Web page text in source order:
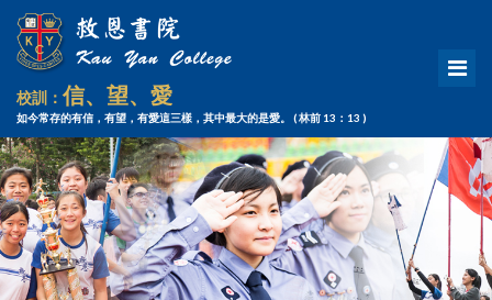
校訓：信、望、愛
如今常存的有信，有望，有愛這三樣，其中最大的是愛。 ( 林前 13：13 )